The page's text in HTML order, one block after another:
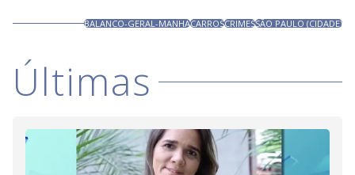
BALANCO-GERAL-MANHACARROSCRIMESSÃO PAULO (CIDADE)
Últimas